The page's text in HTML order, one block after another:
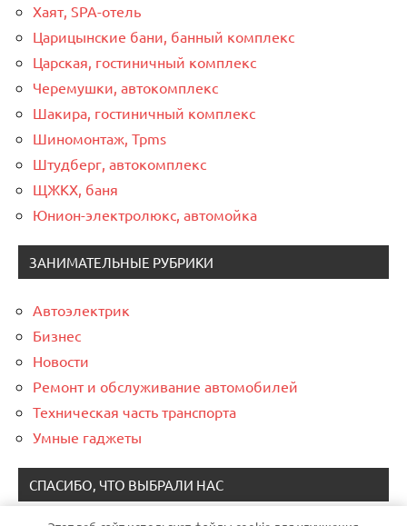
Хаят, SPA-отель
Царицынские бани, банный комплекс
Царская, гостиничный комплекс
Черемушки, автокомплекс
Шакира, гостиничный комплекс
Шиномонтаж, Tpms
Штудберг, автокомплекс
ЩЖКХ, баня
Юнион-электролюкс, автомойка
ЗАНИМАТЕЛЬНЫЕ РУБРИКИ
Автоэлектрик
Бизнес
Новости
Ремонт и обслуживание автомобилей
Техническая часть транспорта
Умные гаджеты
СПАСИБО, ЧТО ВЫБРАЛИ НАС